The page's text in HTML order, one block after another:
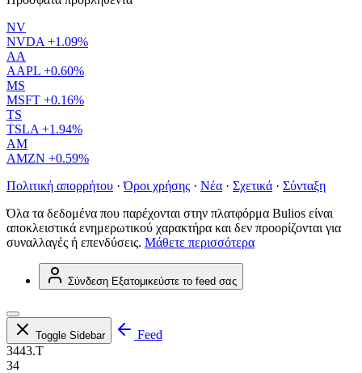
NV
NVDA +1.09%
AA
AAPL +0.60%
MS
MSFT +0.16%
TS
TSLA +1.94%
AM
AMZN +0.59%
Πολιτική απορρήτου · Όροι χρήσης · Νέα · Σχετικά · Σύνταξη
Όλα τα δεδομένα που παρέχονται στην πλατφόρμα Bulios είναι
αποκλειστικά ενημερωτικού χαρακτήρα και δεν προορίζονται για
συναλλαγές ή επενδύσεις. Μάθετε περισσότερα
Σύνδεση Εξατομικεύστε το feed σας
Toggle Sidebar
Feed
3443.T
34